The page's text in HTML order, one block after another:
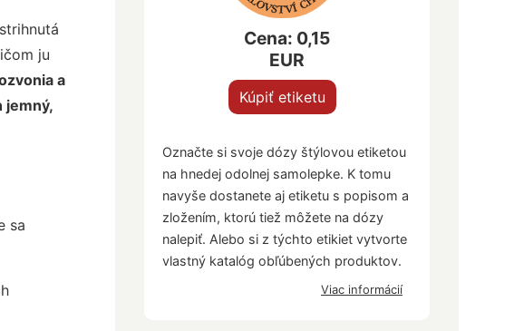
ju
a
jemný,
sa
Cena: 0,15
EUR
Kúpiť etiketu
Označte si svoje dózy štýlovou etiketou
na hnedej odolnej samolepke. K tomu
navyše dostanete aj etiketu s popisom a
zložením, ktorú tiež môžete na dózy
nalepiť. Alebo si z týchto etikiet vytvorte
vlastný katalóg obľúbených produktov.
Viac informácií